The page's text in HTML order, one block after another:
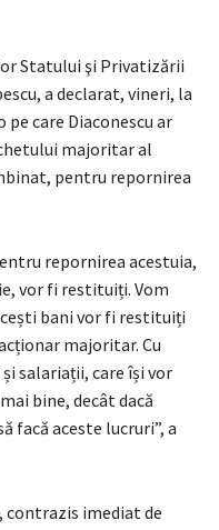
Statului şi Privatizării
a declarat, vineri, la
pe care Diaconescu ar
majoritar al
pentru repornirea
repornirea acestuia,
vor fi restituiți. Vom
bani vor fi restituiți
majoritar. Cu
salariații, care își vor
bine, decât dacă
aceste lucruri”, a
imediat de